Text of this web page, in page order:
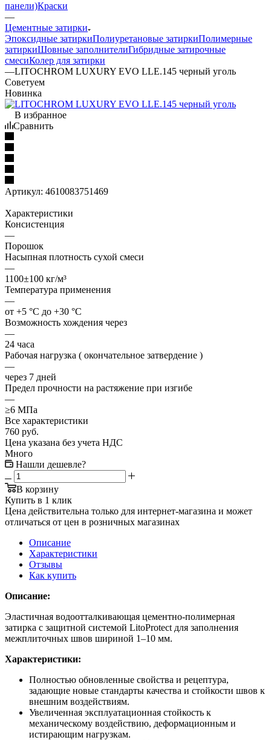
панели)Краски
—
Цементные затирки
Эпоксидные затиркиПолиуретановые затиркиПолимерные
затиркиШовные заполнителиГибридные затирочные
смесиКолер для затирки
—LITOCHROM LUXURY EVO LLE.145 черный уголь
Советуем
Новинка
В избранное
Сравнить
Артикул: 4610083751469
Характеристики
Консистенция
—
Порошок
Насыпная плотность сухой смеси
—
1100±100 кг/м³
Температура применения
—
от +5 °C до +30 °C
Возможность хождения через
—
24 часа
Рабочая нагрузка ( окончательное затвердение )
—
через 7 дней
Предел прочности на растяжение при изгибе
—
≥6 МПа
Все характеристики
760 руб.
Цена указана без учета НДС
Много
Нашли дешевле?
В корзину
Купить в 1 клик
Цена действительна только для интернет-магазина и может
отличаться от цен в розничных магазинах
Описание
Характеристики
Отзывы
Как купить
Описание:
Эластичная водоотталкивающая цементно-полимерная
затирка с защитной системой LitoProtect для заполнения
межплиточных швов шириной 1–10 мм.
Характеристики:
Полностью обновленные свойства и рецептура,
задающие новые стандарты качества и стойкости швов к
внешним воздействиям.
Увеличенная эксплуатационная стойкость к
механическому воздействию, деформационным и
истирающим нагрузкам.